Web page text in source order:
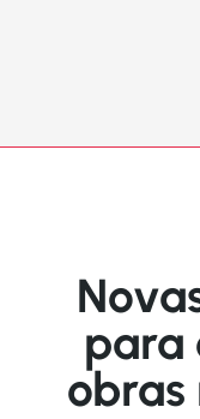
para
obras